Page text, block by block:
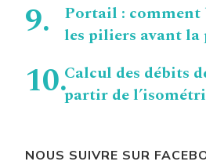
Portail : comment
les piliers avant la
Calcul des débits
partir de
NOUS SUIVRE SUR